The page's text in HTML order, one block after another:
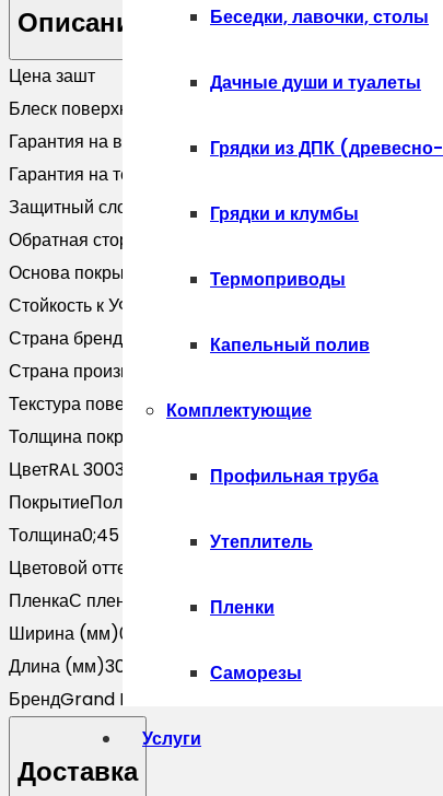
Беседки, лавочки, столы
Дачные души и туалеты
Грядки из ДПК
Грядки и клумбы
Термоприводы
Капельный полив
Комплектующие
Профильная труба
Утеплитель
Пленки
Саморезы
Услуги
асимметричный
0,45
PE
с
пленкой
RAL
3003
рубиново-
красный
(3м)
Описание
Цена зашт
Блеск поверхности
Гарантия на внешний вид5 лет
Гарантия на технические хара
Защитный слой, г/м2
Zn 60-100
Обратная сторона
Основа покрытия
Полиэфир
Стойкость к УФ
Страна бренда
Страна производитель
Текстура поверхностиГладкая
Толщина покрытия, мкм
ЦветRAL 3003
ПокрытиеПолиэстер
Толщина0;45
Цветовой оттенок
ПленкаС пленкой
Ширина (мм)0
Длина (мм)3000
БрендGrand Line
Доставка